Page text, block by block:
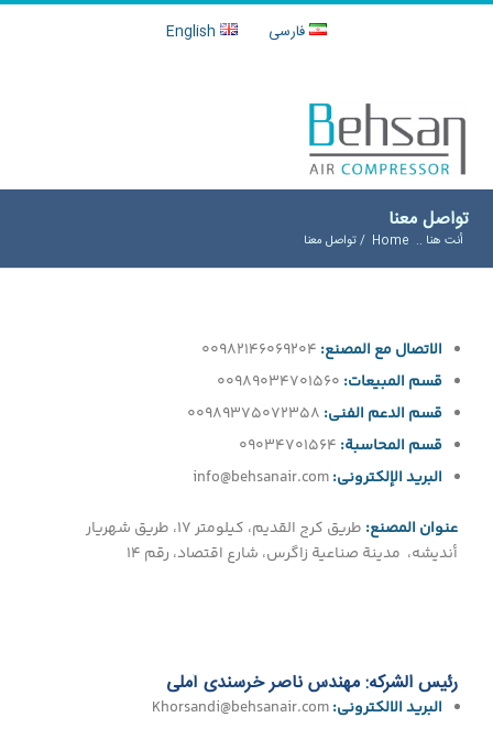
فارسی English
تواصل معنا
أنت هنا .. Home
/تواصل معنا
الاتصال مع المصنع:
قسم المبيعات:
قسم الدعم الفنی:
قسم المحاسبة:
البريد الإلكترونی:info@behsanair.com
عنوان المصنع:
طريق كرج القديم، کيلومتر 17، طريق شهريار
أنديشه، مدينة صناعية زاگرس، شارع اقتصاد، رقم 14
رئیس الشرکه:مهندس ناصر خرسندی آملی
البرید الالکترونی:Khorsandi@behsanair.com